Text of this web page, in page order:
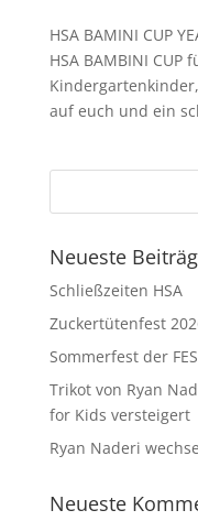
HSA BAMINI CUP
HSA BAMBINI
auf euch und ein
Neueste
Schließzeiten HSA
Zuckertütenfest
Sommerfest der
Trikot von Ryan
for Kids versteigert
Ryan Naderi
Neueste